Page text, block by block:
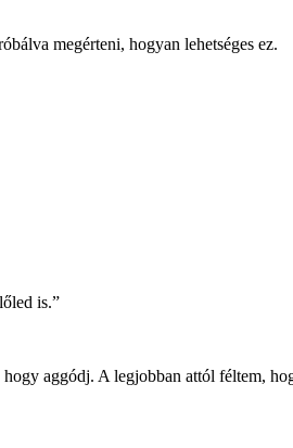
megérteni, hogyan lehetséges ez.
is.”
aggódj. A legjobban attól féltem,